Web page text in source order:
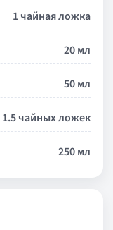
1 чайная ложка
20 мл
50 мл
1.5 чайных ложек
250 мл